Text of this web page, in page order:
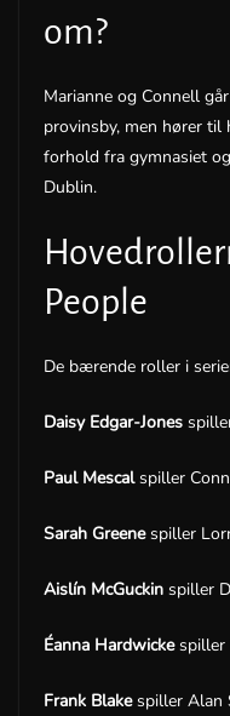
om?
Marianne og Connell
provinsby, men hører til
forhold fra gymnasiet
Dublin.
People
De bærende roller i
Daisy Edgar-Jones
Paul Mescalspiller
Sarah Greenespiller
Aislín McGuckin spiller
Éanna Hardwickespiller
Frank Blakespiller Alan